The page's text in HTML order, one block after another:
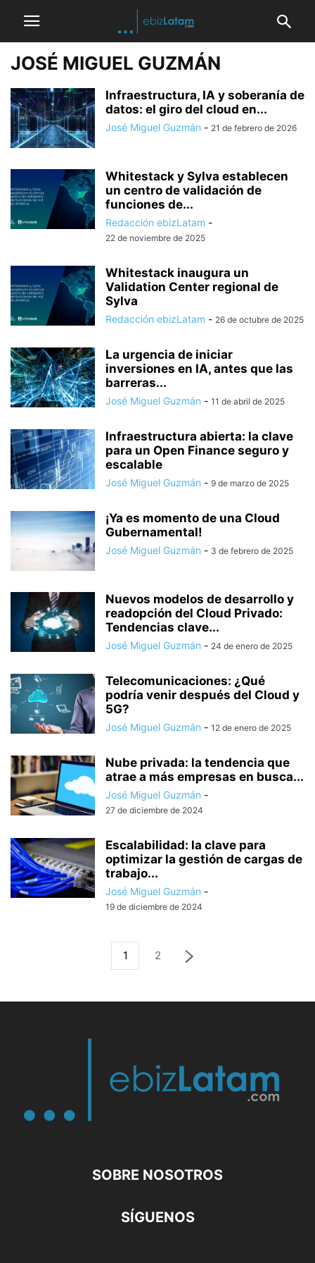
JOSÉ MIGUEL GUZMÁN
Infraestructura, IA y soberanía de
datos: el giro del cloud en...
José Miguel Guzmán - 21 de febrero de 2026
Whitestack y Sylva establecen
un centro de validación de
funciones de...
Redacción ebizLatam -
22 de noviembre de 2025
Whitestack inaugura un
Validation Center regional de
Sylva
Redacción ebizLatam - 26 de octubre de 2025
La urgencia de iniciar
inversiones en IA, antes que las
barreras...
José Miguel Guzmán - 11 de abril de 2025
Infraestructura abierta: la clave
para un Open Finance seguro y
escalable
José Miguel Guzmán - 9 de marzo de 2025
¡Ya es momento de una Cloud
Gubernamental!
José Miguel Guzmán - 3 de febrero de 2025
Nuevos modelos de desarrollo y
readopción del Cloud Privado:
Tendencias clave...
José Miguel Guzmán - 24 de enero de 2025
Telecomunicaciones: ¿Qué
podría venir después del Cloud y
5G?
José Miguel Guzmán - 12 de enero de 2025
Nube privada: la tendencia que
atrae a más empresas en busca...
José Miguel Guzmán -
27 de diciembre de 2024
Escalabilidad: la clave para
optimizar la gestión de cargas de
trabajo...
José Miguel Guzmán -
19 de diciembre de 2024
1 2
SOBRE NOSOTROS
SÍGUENOS